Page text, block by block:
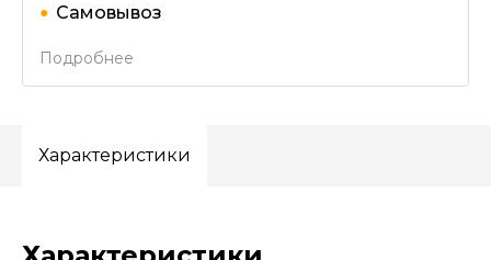
Самовывоз
Подробнее
Характеристики